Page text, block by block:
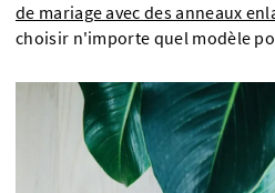
de mariage avec des anneaux
choisir n'importe quel modèle